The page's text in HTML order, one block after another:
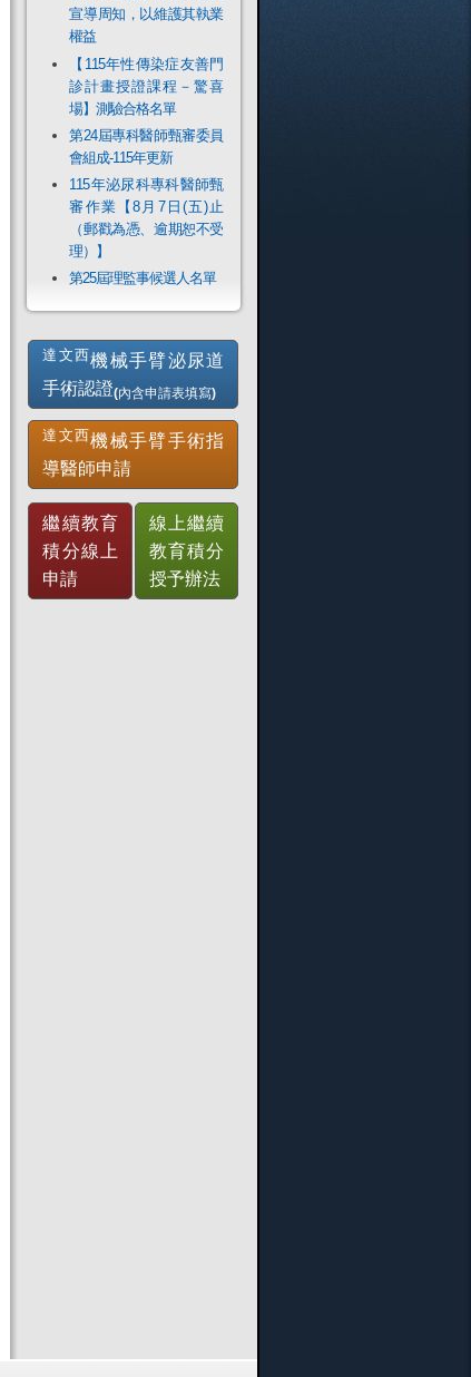
宣導周知，以維護其執業
權益
【115年性傳染症友善門
診計畫授證課程－驚喜
場】測驗合格名單
第24屆專科醫師甄審委員
會組成-115年更新
115年泌尿科專科醫師甄
審作業【8月7日(五)止
（郵戳為憑、逾期恕不受
理）】
第25屆理監事候選人名單
達文西機械手臂泌尿道
手術認證(內含申請表填寫)
達文西機械手臂手術指
導醫師申請
繼續教育
積分線上
申請
線上繼續
教育積分
授予辦法